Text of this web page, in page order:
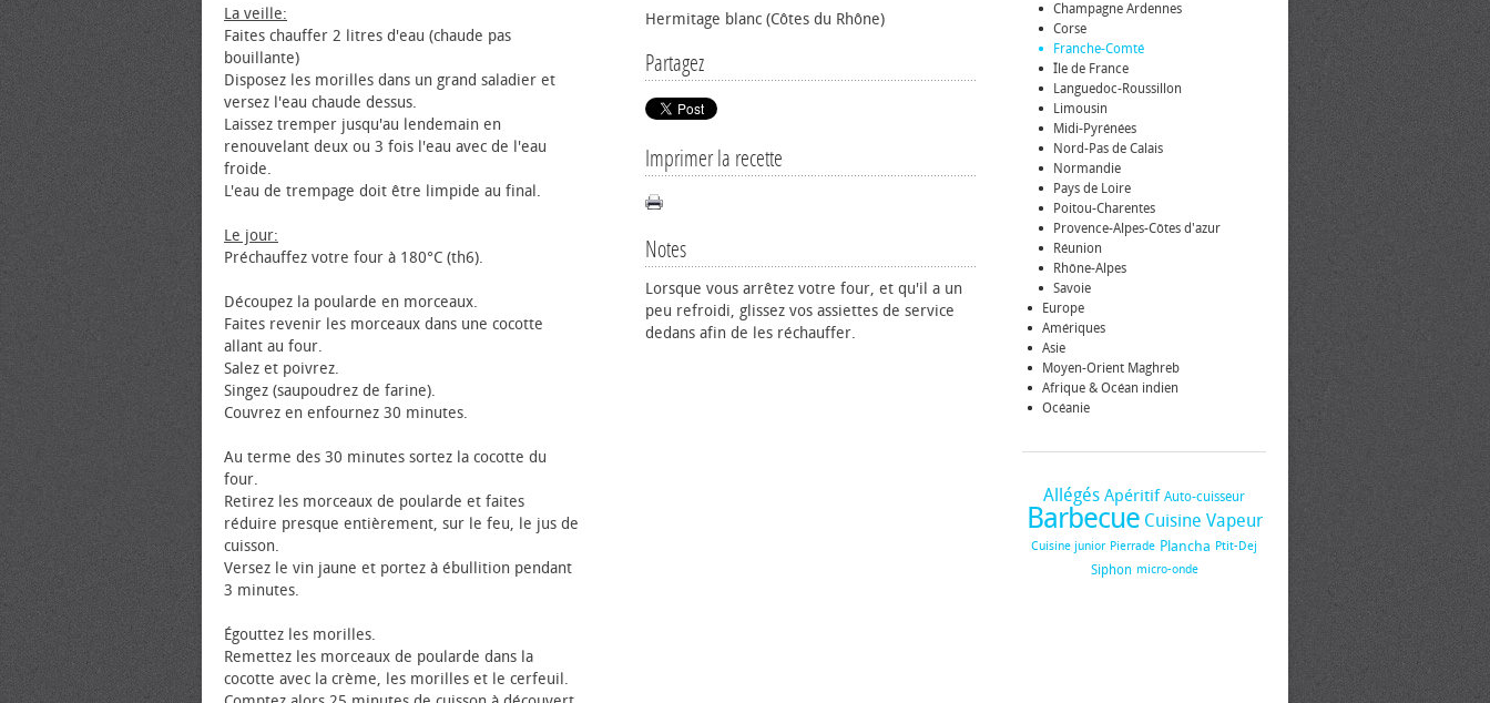
Hermitage blanc (Côtes du Rhône)
Partagez
Imprimer la recette
Notes
Lorsque vous arrêtez votre four, et qu'il a un
peu refroidi, glissez vos assiettes de service
dedans afin de les réchauffer.
La veille:
Faites chauffer 2 litres d'eau (chaude pas
bouillante)
Disposez les morilles dans un grand saladier et
versez l'eau chaude dessus.
Laissez tremper jusqu'au lendemain en
renouvelant deux ou 3 fois l'eau avec de l'eau
froide.
L'eau de trempage doit être limpide au final.
Le jour:
Préchauffez votre four à 180°C (th6).
Découpez la poularde en morceaux.
Faites revenir les morceaux dans une cocotte
allant au four.
Salez et poivrez.
Singez (saupoudrez de farine).
Couvrez en enfournez 30 minutes.
Au terme des 30 minutes sortez la cocotte du
four.
Retirez les morceaux de poularde et faites
réduire presque entièrement, sur le feu, le jus de
cuisson.
Versez le vin jaune et portez à ébullition pendant
3 minutes.
Égouttez les morilles.
Remettez les morceaux de poularde dans la
cocotte avec la crème, les morilles et le cerfeuil.
Champagne Ardennes
Corse
Franche-Comté
Île de France
Languedoc-Roussillon
Limousin
Midi-Pyrénées
Nord-Pas de Calais
Normandie
Pays de Loire
Poitou-Charentes
Provence-Alpes-Côtes d'azur
Réunion
Rhône-Alpes
Savoie
Europe
Amériques
Asie
Moyen-Orient Maghreb
Afrique & Océan indien
Océanie
Allégés Apéritif Auto-cuisseur
Barbecue Cuisine Vapeur
Cuisine junior Pierrade Plancha Ptit-Dej
Siphon micro-onde